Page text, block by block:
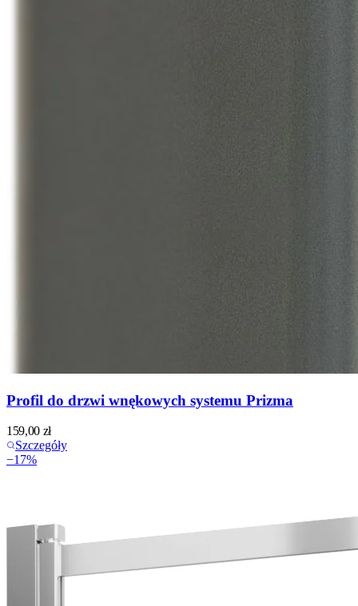
Profil do drzwi wnękowych systemu Prizma
159,00 zł
Szczegóły
−17%